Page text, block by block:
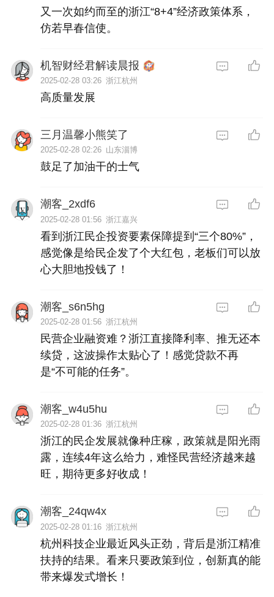
又一次如约而至的浙江“8+4”经济政策体系，
仿若早春信使。
机智财经君解读晨报
2025-02-28 03:26 浙江杭州
高质量发展
三月温馨小熊笑了
2025-02-28 02:26 山东淄博
鼓足了加油干的士气
潮客_2xdf6
2025-02-28 01:56 浙江嘉兴
看到浙江民企投资要素保障提到“三个80%”，
感觉像是给民企发了个大红包，老板们可以放
心大胆地投钱了！
潮客_s6n5hg
2025-02-28 01:56 浙江杭州
民营企业融资难？浙江直接降利率、推无还本
续贷，这波操作太贴心了！感觉贷款不再
是“不可能的任务”。
潮客_w4u5hu
2025-02-28 01:36 浙江杭州
浙江的民企发展就像种庄稼，政策就是阳光雨
露，连续4年这么给力，难怪民营经济越来越
旺，期待更多好收成！
潮客_24qw4x
2025-02-28 01:16 浙江杭州
杭州科技企业最近风头正劲，背后是浙江精准
扶持的结果。看来只要政策到位，创新真的能
带来爆发式增长！